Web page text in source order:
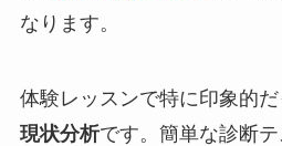
なります。
体験レッスンで特に印象的だ
現状分析です。簡単な診断